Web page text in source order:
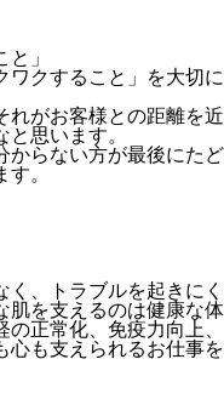
」
ワクすること」を大切に
れがお客様との距離を近
思います。
からない方が最後にたど
。
、トラブルを起きにく
肌を支えるのは健康な体
正常化、免疫力向上、
心も支えられるお仕事を